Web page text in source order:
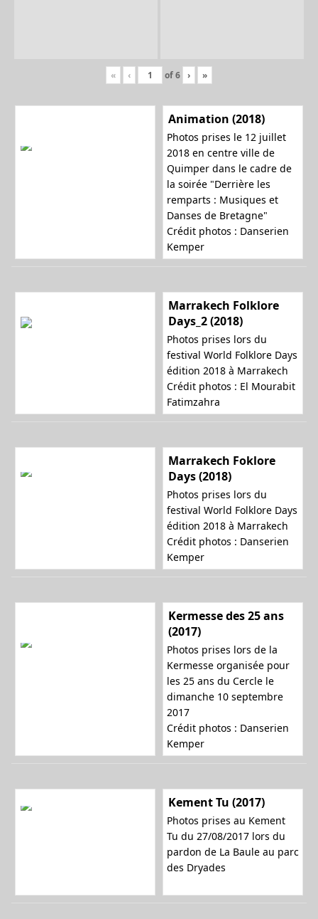
« ‹ of6 › »
Animation (2018)
Photos prises le 12 juillet
2018 en centre ville de
Quimper dans le cadre de
la soirée "Derrière les
remparts : Musiques et
Danses de Bretagne"
Crédit photos : Danserien
Kemper
Marrakech Folklore
Days_2 (2018)
Photos prises lors du
festival World Folklore Days
édition 2018 à Marrakech
Crédit photos : El Mourabit
Fatimzahra
Marrakech Foklore
Days (2018)
Photos prises lors du
festival World Folklore Days
édition 2018 à Marrakech
Crédit photos : Danserien
Kemper
Kermesse des 25 ans
(2017)
Photos prises lors de la
Kermesse organisée pour
les 25 ans du Cercle le
dimanche 10 septembre
2017
Crédit photos : Danserien
Kemper
Kement Tu (2017)
Photos prises au Kement
Tu du 27/08/2017 lors du
pardon de La Baule au parc
des Dryades